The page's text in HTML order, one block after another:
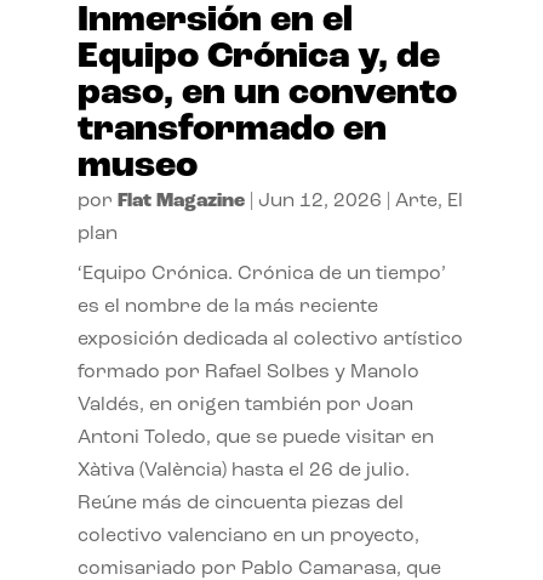
Inmersión en el
Equipo Crónica y, de
paso, en un convento
transformado en
museo
por Flat Magazine| Jun 12, 2026 Arte, El
plan
‘Equipo Crónica. Crónica de un tiempo’
es el nombre de la más reciente
exposición dedicada al colectivo artístico
formado por Rafael Solbes y Manolo
Valdés, en origen también por Joan
Antoni Toledo, que se puede visitar en
Xàtiva (València) hasta el 26 de julio.
Reúne más de cincuenta piezas del
colectivo valenciano en un proyecto,
comisariado por Pablo Camarasa, que